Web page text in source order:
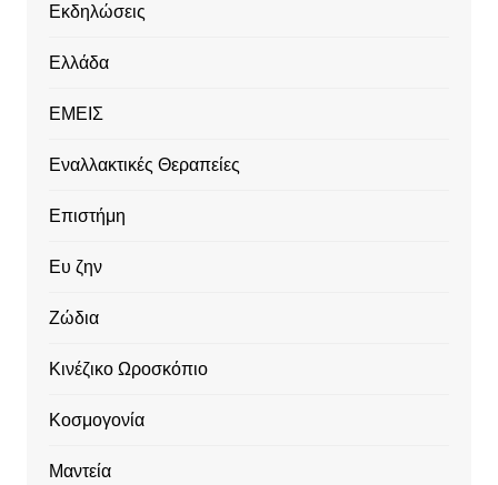
Εκδηλώσεις
Ελλάδα
ΕΜΕΙΣ
Εναλλακτικές Θεραπείες
Επιστήμη
Ευ ζην
Ζώδια
Κινέζικο Ωροσκόπιο
Κοσμογονία
Μαντεία